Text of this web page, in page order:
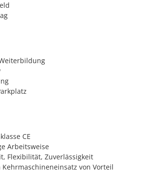
CE
Arbeitsweise
Flexibilität, Zuverlässigkeit
von Vorteil